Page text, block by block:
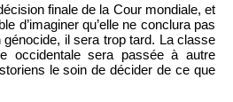
finale de la Cour mondiale, et
d’imaginer qu’elle ne conclura pas
génocide, il sera trop tard. La classe
occidentale sera passée à autre
le soin de décider de ce que